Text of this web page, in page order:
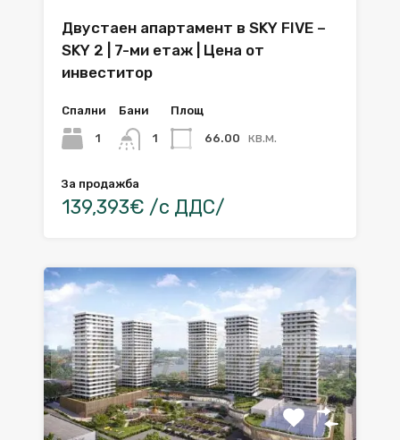
Двустаен апартамент в SKY FIVE –
SKY 2 | 7-ми етаж | Цена от
инвеститор
Спални
1
Бани
1
Площ
66.00 кв.м.
За продажба
139,393€ /с ДДС/